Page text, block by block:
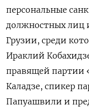
персональные
должностных лиц
Грузии, среди
Ираклий
правящей партии
Каладзе, спикер
Папуашвили и